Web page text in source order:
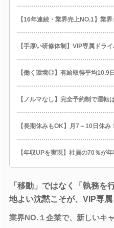
【16年連続・業界売上NO.1】業
【手厚い研修体制】VIP専属ドラ
【働く環境◎】有給取得平均10.9
【ノルマなし】完全予約制で運転
【長期休みもOK】月7～10日休み
【年収UPを実現】社員の70％が
「移動」ではなく「執務
地よい沈黙こそが、VIP専属
業界NO.１企業で、新しいキャ